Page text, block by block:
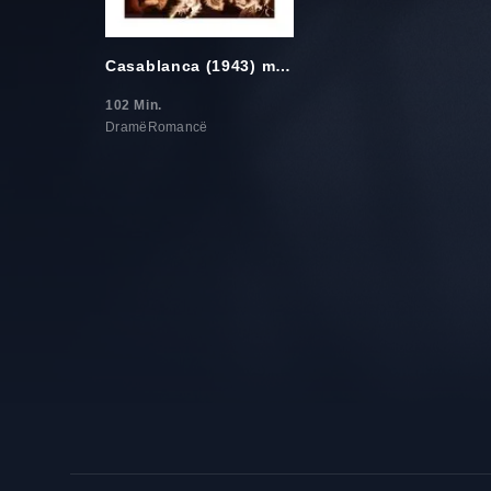
Casablanca (1943) me Titra Shqip
102 Min.
Dramë Romancë